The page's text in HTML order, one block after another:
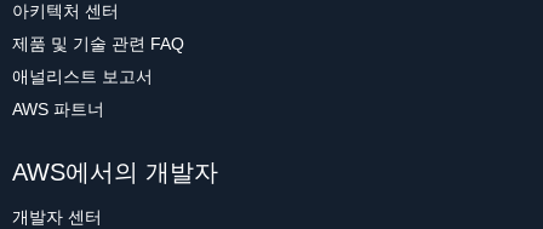
아키텍처 센터
제품 및 기술 관련 FAQ
애널리스트 보고서
AWS 파트너
AWS에서의 개발자
개발자 센터